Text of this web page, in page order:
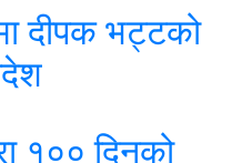
दीपक भट्टको
१०० दिनको